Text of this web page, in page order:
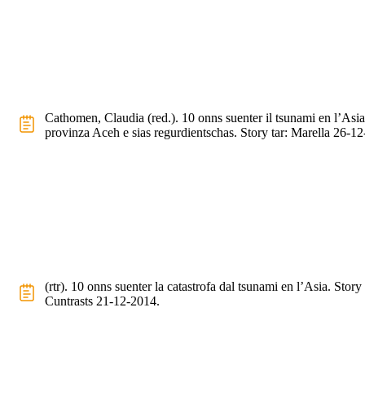
Cathomen, Claudia (red.). 10 onns suenter il tsunami en
provinza Aceh e sias regurdientschas. Story tar: Marella 26-
(rtr). 10 onns suenter la catastrofa dal tsunami en l’Asia. Story
Cuntrasts 21-12-2014.